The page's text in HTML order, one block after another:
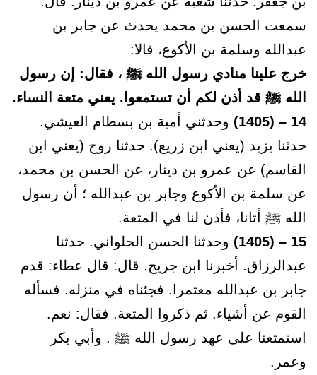
سمعت الحسن بن محمد يحدث عن جابر بن
عبدالله وسلمة بن الأكوع، قالا:
خرج علينا منادي رسول الله ﷺ ، فقال: إن رسول
الله ﷺ قد أذن لكم أن تستمعوا. يعني متعة النساء.
14 – (1405)
وحدثني أمية بن بسطام العيشي.
حدثنا يزيد (يعني ابن زريع). حدثنا روح (يعني ابن
القاسم) عن عمرو بن دينار، عن الحسن بن محمد،
عن سلمة بن الأكوع وجابر بن عبدالله ؛ أن رسول
الله ﷺ أتانا، فأذن لنا في المتعة.
15 – (1405)
وحدثنا الحسن الحلواني. حدثنا
عبدالرزاق. أخبرنا ابن جريج. قال: قال عطاء: قدم
جابر بن عبدالله معتمرا. فجئناه في منزله. فسأله
القوم عن أشياء. ثم ذكروا المتعة. فقال: نعم.
استمتعنا على عهد رسول الله ﷺ . وأبي بكر
وعمر.